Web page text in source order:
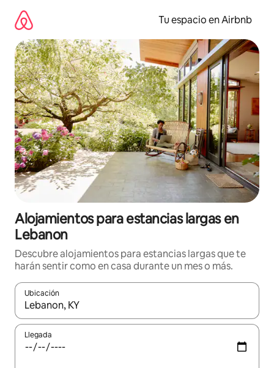
contenido
Tu espacio en Airbnb
Alojamientos para estancias largas en
Lebanon
Descubre alojamientos para estancias largas que te
harán sentir como en casa durante un mes o más.
Ubicación
Cuando los resultados estén disponibles, podrás navegar
Llegada